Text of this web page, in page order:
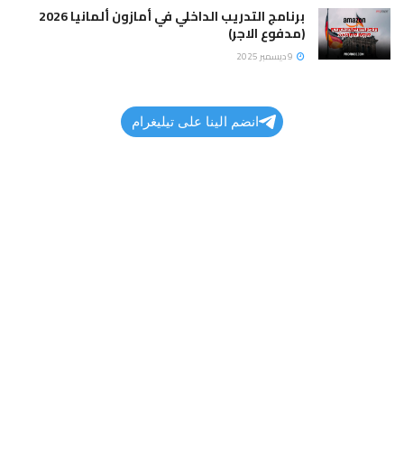
برنامج التدريب الداخلي في أمازون ألمانيا 2026
(مدفوع الاجر)
انضم الينا على تيليغرام